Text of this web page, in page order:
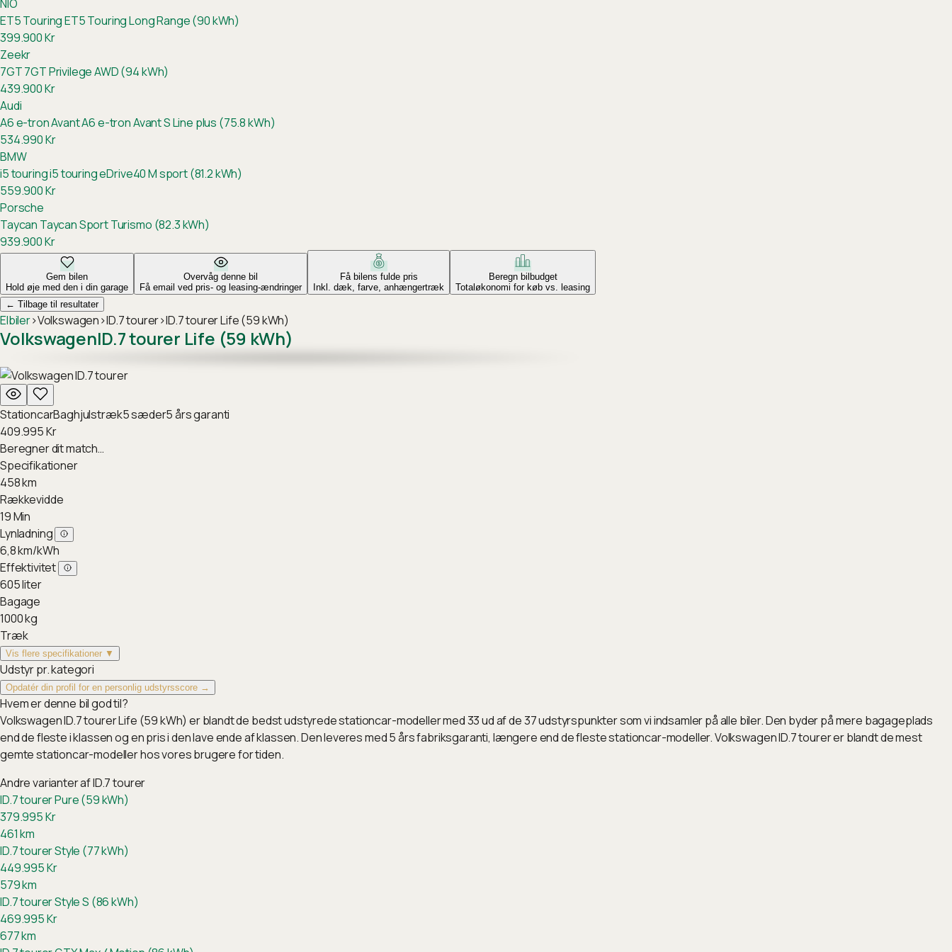
NIO
ET5 TouringET5 Touring Long Range (90 kWh)
399.900Kr
Zeekr
7GT7GT Privilege AWD (94 kWh)
439.900Kr
Audi
A6 e-tron AvantA6 e-tron Avant S Line plus (75.8 kWh)
534.990Kr
BMW
i5 touringi5 touring eDrive40 M sport (81.2 kWh)
559.900Kr
Porsche
Taycan Taycan Sport Turismo (82.3 kWh)
939.900Kr
Gem bilen
Hold øje med den i din garage
Overvåg denne bil
Få email ved pris- og leasing-ændringer
Få bilens fulde pris
Inkl. dæk, farve, anhængertræk
Beregn bilbudget
Totaløkonomi for køb vs. leasing
← Tilbage til resultater
Elbiler›Volkswagen›ID.7 tourer›ID.7 tourer Life (59 kWh)
VolkswagenID.7 tourer Life (59 kWh)
StationcarBaghjulstræk5sæder5års garanti
409.995Kr
Beregner dit match…
Specifikationer
458km
Rækkevidde
19Min
Lynladning
6,8km/kWh
Effektivitet
605liter
Bagage
1000kg
Træk
Vis flere specifikationer ▼
Udstyr pr. kategori
Opdatér din profil for en personlig udstyrsscore →
Hvem er denne bil god til?
Volkswagen ID.7 tourer Life (59 kWh) er blandt de bedst udstyrede stationcar-modeller med 33 ud af de 37 udstyrspunkter som vi indsamler på alle biler. Den byder på mere bagageplads
end de fleste i klassen og en pris i den lave ende af klassen. Den leveres med 5 års fabriksgaranti, længere end de fleste stationcar-modeller. Volkswagen ID.7 tourer er blandt de mest
gemte stationcar-modeller hos vores brugere for tiden.
Andre varianter afID.7 tourer
ID.7 tourer Pure (59 kWh)
379.995Kr
461km
ID.7 tourer Style (77 kWh)
449.995Kr
579km
ID.7 tourer Style S (86 kWh)
469.995Kr
677km